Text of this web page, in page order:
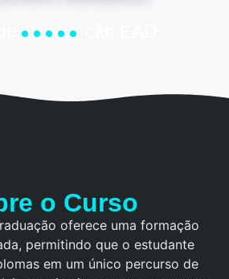
Graduação EAD
o Curso
oferece uma formação
permitindo que o estudante
em um único percurso de